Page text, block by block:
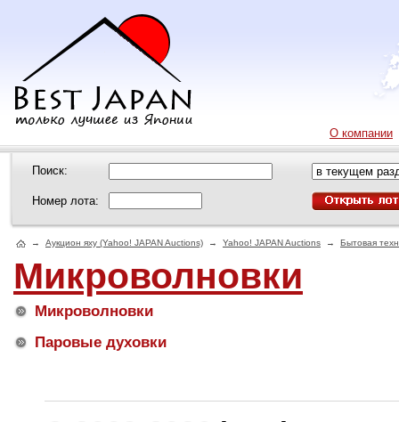
О компании
Поиск:
Номер лота:
→ Аукцион яху (Yahoo! JAPAN Auctions) → Yahoo! JAPAN Auctions → Бытовая
Микроволновки
Микроволновки
Паровые духовки